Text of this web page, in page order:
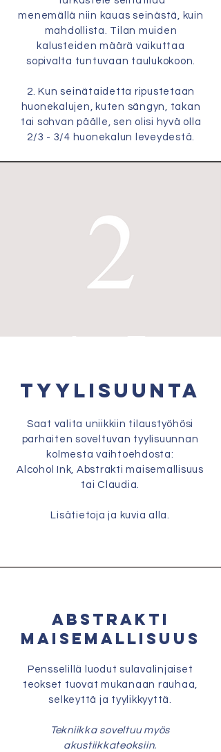
menemällä niin kauas seinästä, kuin
mahdollista. Tilan muiden
kalusteiden määrä vaikuttaa
sopivalta tuntuvaan taulukokoon.
2. Kun seinätaidetta ripustetaan
huonekalujen, kuten sängyn, takan
tai sohvan päälle, sen olisi hyvä olla
2/3 - 3/4 huonekalun leveydestä.
Tyylisuunta
Saat valita uniikkiin tilaustyöhösi
parhaiten soveltuvan tyylisuunnan
kolmesta vaihtoehdosta:
Alcohol Ink, Abstrakti maisemallisuus
tai Claudia.
Lisätietoja ja kuvia alla.
ABSTRAKTI
MAISEMALLISUUS
Pensselillä luodut sulavalinjaiset
teokset tuovat mukanaan rauhaa,
selkeyttä ja tyylikkyyttä.
Tekniikka soveltuu myös
akustiikkateoksiin.